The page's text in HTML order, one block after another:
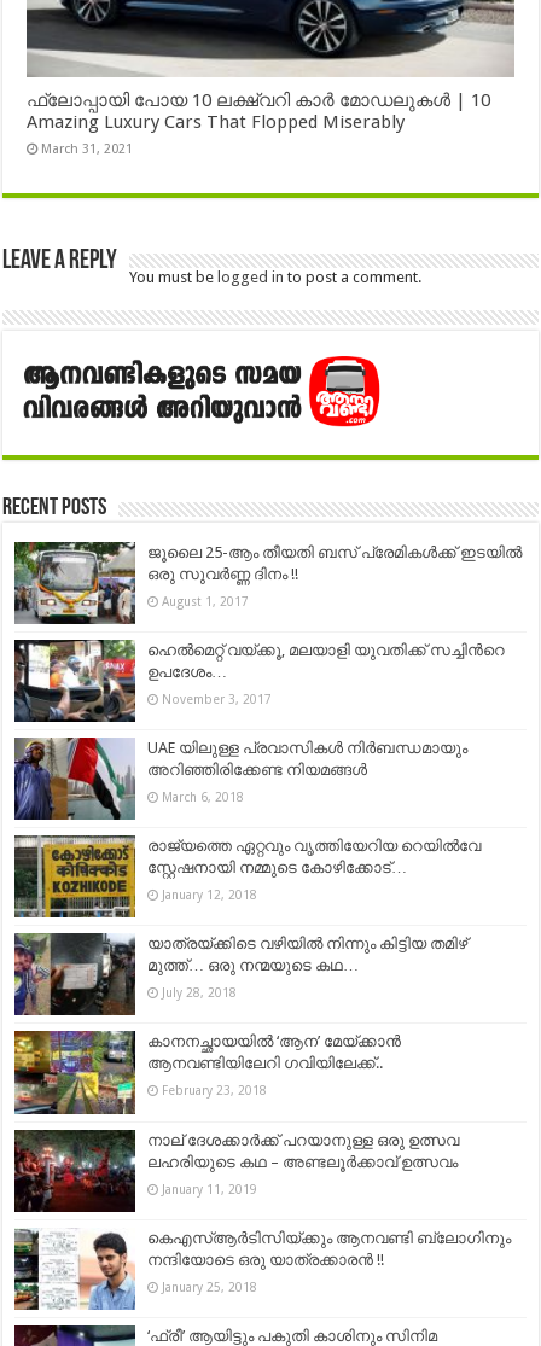
ഫ്ലോപ്പായി പോയ 10 ലക്ഷ്വറി കാർ മോഡലുകൾ | 10
Amazing Luxury Cars That Flopped Miserably
March 31, 2021
Leave a Reply
You must be logged in to post a comment.
Recent Posts
ജൂലൈ 25-ആം തീയതി ബസ് പ്രേമികൾക്ക് ഇടയിൽ
ഒരു സുവർണ്ണ ദിനം !!
August 1, 2017
ഹെൽമെറ്റ് വയ്ക്കൂ, മലയാളി യുവതിക്ക് സച്ചിന്‍റെ
ഉപദേശം…
November 3, 2017
UAE യിലുള്ള പ്രവാസികൾ നിർബന്ധമായും
അറിഞ്ഞിരിക്കേണ്ട നിയമങ്ങള്‍
March 6, 2018
രാജ്യത്തെ ഏറ്റവും വൃത്തിയേറിയ റെയില്‍വേ
സ്റ്റേഷനായി നമ്മുടെ കോഴിക്കോട്…
January 12, 2018
യാത്രയ്ക്കിടെ വഴിയിൽ നിന്നും കിട്ടിയ തമിഴ്
മുത്ത്… ഒരു നന്മയുടെ കഥ…
July 28, 2018
കാനനച്ഛായയിൽ ‘ആന’ മേയ്ക്കാൻ
ആനവണ്ടിയിലേറി ഗവിയിലേക്ക്..
February 23, 2018
നാല് ദേശക്കാർക്ക് പറയാനുള്ള ഒരു ഉത്സവ
ലഹരിയുടെ കഥ – അണ്ടലൂർക്കാവ് ഉത്സവം
January 11, 2019
കെഎസ്ആര്‍ടിസിയ്ക്കും ആനവണ്ടി ബ്ലോഗിനും
നന്ദിയോടെ ഒരു യാത്രക്കാരന്‍ !!
January 25, 2018
‘ഫ്രീ’ ആയിട്ടും പകുതി കാശിനും സിനിമ